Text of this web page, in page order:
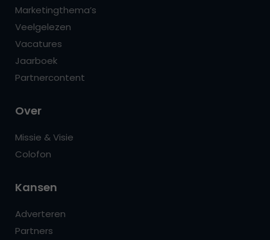
Marketingthema’s
Veelgelezen
Vacatures
Jaarboek
Partnercontent
Over
Missie & Visie
Colofon
Kansen
Adverteren
Partners